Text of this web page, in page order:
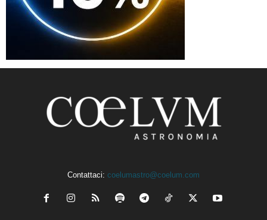
Contattaci: coelumastro@coelum.com